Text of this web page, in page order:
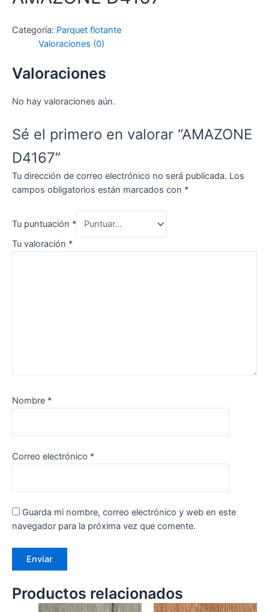
Categoría: Parquet flotante
Valoraciones (0)
Valoraciones
No hay valoraciones aún.
Sé el primero en valorar “AMAZONE
D4167”
Tu dirección de correo electrónico no será publicada. Los
campos obligatorios están marcados con *
Tu puntuación *
Tu valoración *
Nombre *
Correo electrónico *
Guarda mi nombre, correo electrónico y web en este
navegador para la próxima vez que comente.
Productos relacionados